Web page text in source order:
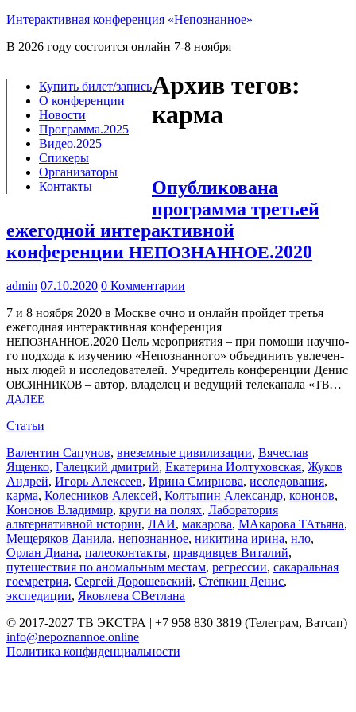
Интерактивная конференция «Непознанное»
В 2026 году состоится онлайн 7-8 ноября
Купить билет/​запись
О конференции
Новости
Программа.2025
Видео.2025
Спикеры
Организаторы
Контакты
Архив тегов:
карма
Опубликована
программа третьей
ежегодной интерактивной
конференции НЕПОЗНАННОЕ.2020
admin 07.10.2020 0 Комментарии
7 и 8 нояб­ря 2020 в Москве очно и онлайн прой­дет тре­тья
еже­год­ная интер­ак­тив­ная кон­фе­рен­ция
НЕПОЗНАННОЕ.2020 Цель меро­при­я­тия – при помо­щи науч­но­
го под­хо­да к изу­че­нию «Непо­знан­но­го» объ­еди­нить увле­чен­
ных людей и иссле­до­ва­те­лей. Учре­ди­тель кон­фе­рен­ции Денис
ОВСЯН­НИ­КОВ – автор, вла­де­лец и веду­щий теле­ка­на­ла «ТВ…
ДАЛЕЕ
Статьи
Валентин Сапунов, внеземные цивилизации, Вячеслав
Ященко, Галецкий дмитрий, Екатерина Иолтуховская, Жуков
Андрей, Игорь Алексеев, Ирина Смирнова, исследования,
карма, Колесников Алексей, Колтыпин Александр, кононов,
Кононов Владимир, круги на полях, Лаборатория
альтернативной истории, ЛАИ, макарова, МАкарова ТАтьяна,
Мещеряков Данила, непознанное, никитина ирина, нло,
Орлан Диана, палеоконтакты, правдивцев Виталий,
путешествия по аномальным местам, регрессии, сакаральная
гоемретрия, Сергей Дорошевский, Стёпкин Денис,
экспедиции, Яковлева СВетлана
© 2017-2027 ТВ ЭКСТРА | +7 958 830 3819 (Телеграм, Ватсап)
info@nepoznannoe.online
Политика конфиденциальности